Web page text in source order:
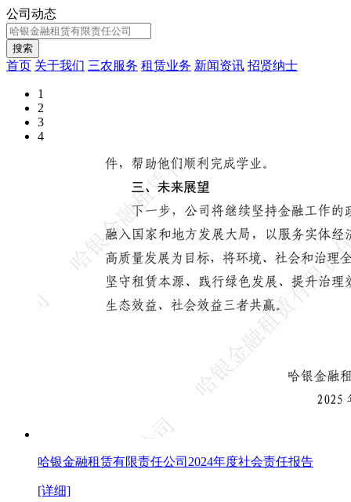
公司动态
首页 关于我们 三农服务 租赁业务 新闻资讯 招贤纳士
1
2
3
4
哈银金融租赁有限责任公司2024年度社会责任报告
[详细]